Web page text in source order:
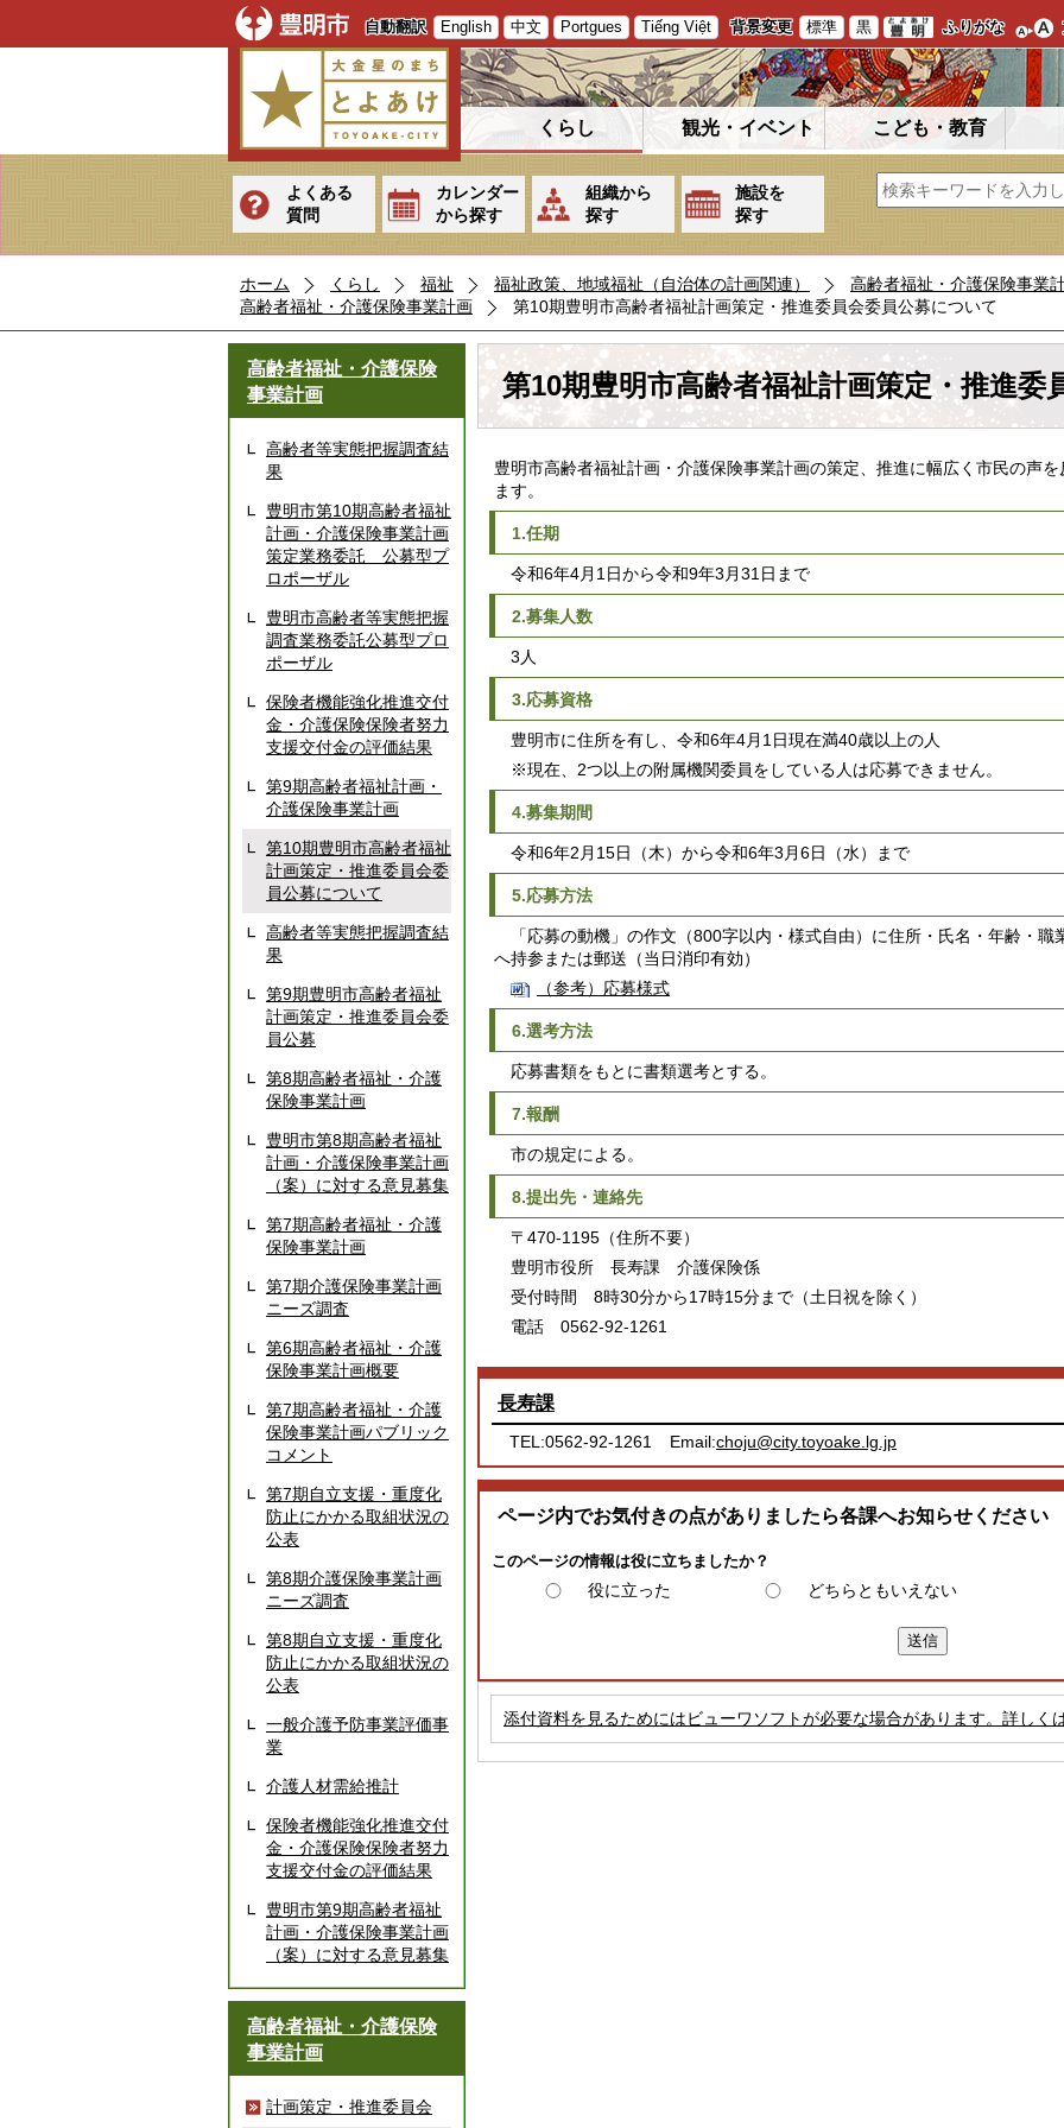
自動翻訳 English 中文 Portgues Tiếng Việt 背景変更 標準 黒 ふりがな
くらし 観光・イベント こども・教育
よくある
質問
カレンダー
から探す
組織から
探す
施設を
探す
ホーム くらし 福祉 福祉政策、地域福祉（自治体の計画関連）
高齢者福祉・介護保険事業
高齢者福祉・介護保険事業計画
第10期豊明市高齢者福祉計画策定・推進委員会委員公募について
高齢者福祉・介護保険
事業計画
高齢者等実態把握調査結
果
豊明市第10期高齢者福祉
計画・介護保険事業計画
策定業務委託 公募型プ
ロポーザル
豊明市高齢者等実態把握
調査業務委託公募型プロ
ポーザル
保険者機能強化推進交付
金・介護保険保険者努力
支援交付金の評価結果
第9期高齢者福祉計画・
介護保険事業計画
第10期豊明市高齢者福祉
計画策定・推進委員会委
員公募について
高齢者等実態把握調査結
果
第9期豊明市高齢者福祉
計画策定・推進委員会委
員公募
第8期高齢者福祉・介護
保険事業計画
豊明市第8期高齢者福祉
計画・介護保険事業計画
（案）に対する意見募集
第7期高齢者福祉・介護
保険事業計画
第7期介護保険事業計画
ニーズ調査
第6期高齢者福祉・介護
保険事業計画概要
第7期高齢者福祉・介護
保険事業計画パブリック
コメント
第7期自立支援・重度化
防止にかかる取組状況の
公表
第8期介護保険事業計画
ニーズ調査
第8期自立支援・重度化
防止にかかる取組状況の
公表
一般介護予防事業評価事
業
介護人材需給推計
保険者機能強化推進交付
金・介護保険保険者努力
支援交付金の評価結果
豊明市第9期高齢者福祉
計画・介護保険事業計画
（案）に対する意見募集
高齢者福祉・介護保険
事業計画
計画策定・推進委員会
第10期豊明市高齢者福祉計画策定・推進委
豊明市高齢者福祉計画・介護保険事業計画の策定、推進に幅広く市民の声
ます。
1.任期
令和6年4月1日から令和9年3月31日まで
2.募集人数
3人
3.応募資格
豊明市に住所を有し、令和6年4月1日現在満40歳以上の人
※現在、2つ以上の附属機関委員をしている人は応募できません。
4.募集期間
令和6年2月15日（木）から令和6年3月6日（水）まで
5.応募方法
「応募の動機」の作文（800字以内・様式自由）に住所・氏名・年齢・職
へ持参または郵送（当日消印有効）
（参考）応募様式
6.選考方法
応募書類をもとに書類選考とする。
7.報酬
市の規定による。
8.提出先・連絡先
〒470-1195（住所不要）
豊明市役所 長寿課 介護保険係
受付時間 8時30分から17時15分まで（土日祝を除く）
電話 0562-92-1261
長寿課
TEL:0562-92-1261 Email:choju@city.toyoake.lg.jp
ページ内でお気付きの点がありましたら各課へお知らせください
このページの情報は役に立ちましたか？
役に立った どちらともいえない
添付資料を見るためにはビューワソフトが必要な場合があります。詳しく